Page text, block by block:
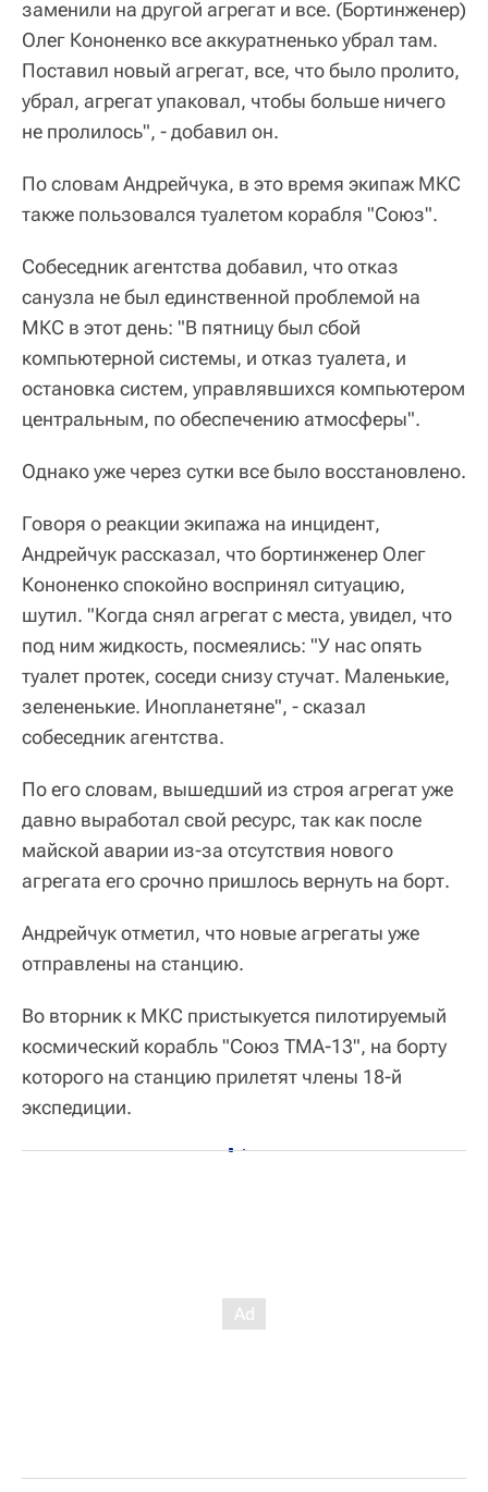
заменили на другой агрегат и все. (Бортинженер)
Олег Кононенко все аккуратненько убрал там.
Поставил новый агрегат, все, что было пролито,
убрал, агрегат упаковал, чтобы больше ничего
не пролилось", - добавил он.
По словам Андрейчука, в это время экипаж МКС
также пользовался туалетом корабля "Союз".
Собеседник агентства добавил, что отказ
санузла не был единственной проблемой на
МКС в этот день: "В пятницу был сбой
компьютерной системы, и отказ туалета, и
остановка систем, управлявшихся компьютером
центральным, по обеспечению атмосферы".
Однако уже через сутки все было восстановлено.
Говоря о реакции экипажа на инцидент,
Андрейчук рассказал, что бортинженер Олег
Кононенко спокойно воспринял ситуацию,
шутил. "Когда снял агрегат с места, увидел, что
под ним жидкость, посмеялись: "У нас опять
туалет протек, соседи снизу стучат. Маленькие,
зелененькие. Инопланетяне", - сказал
собеседник агентства.
По его словам, вышедший из строя агрегат уже
давно выработал свой ресурс, так как после
майской аварии из-за отсутствия нового
агрегата его срочно пришлось вернуть на борт.
Андрейчук отметил, что новые агрегаты уже
отправлены на станцию.
Во вторник к МКС пристыкуется пилотируемый
космический корабль "Союз ТМА-13", на борту
которого на станцию прилетят члены 18-й
экспедиции.